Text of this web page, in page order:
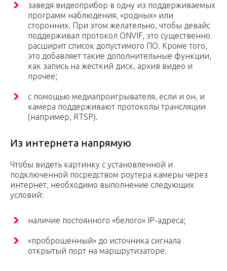
заведя видеоприбор в одну из поддерживаемых
программ наблюдения, «родных» или
сторонних. При этом желательно, чтобы девайс
поддерживал протокол ONVIF, это существенно
расширит список допустимого ПО. Кроме того,
это добавляет такие дополнительные функции,
как запись на жесткий диск, архив видео и
прочее;
с помощью медиапроигрывателя, если и он, и
камера поддерживают протоколы трансляции
(например, RTSP).
Из интернета напрямую
Чтобы видеть картинку с установленной и
подключенной посредством роутера камеры через
интернет, необходимо выполнение следующих
условий:
наличие постоянного «белого» IP-адреса;
«проброшенный» до источника сигнала
открытый порт на маршрутизаторе.